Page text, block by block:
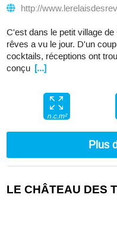
http://
C'est dans le petit village
rêves a vu le jour. D'un
cocktails, réceptions ont
conçu [...]
n.c.m²
Plus
LE CHÂTEAU DES